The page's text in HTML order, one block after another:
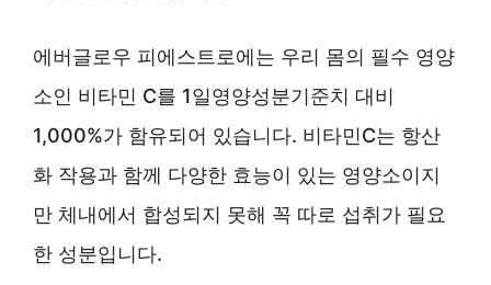
에버글로우 피에스트로에는 우리 몸의 필수 영양
소인 비타민 C를 1일영양성분기준치 대비
1,000%가 함유되어 있습니다. 비타민C는 항산
화 작용과 함께 다양한 효능이 있는 영양소이지
만 체내에서 합성되지 못해 꼭 따로 섭취가 필요
한 성분입니다.